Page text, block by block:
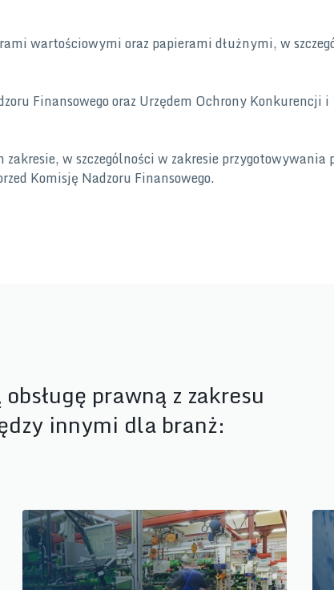
wartościowymi oraz papierami dłużnymi, w
Finansowego oraz Urzędem Ochrony Konkurencji i
zakresie, w szczególności w zakresie przygotowywania
Komisję Nadzoru Finansowego.
prawną z zakresu
innymi dla branż: